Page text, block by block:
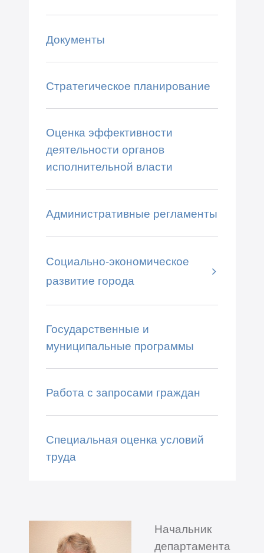
Документы
Стратегическое планирование
Оценка эффективности
деятельности органов
исполнительной власти
Административные регламенты
Социально-экономическое
развитие города
Государственные и
муниципальные программы
Работа с запросами граждан
Специальная оценка условий
труда
Начальник
департамента